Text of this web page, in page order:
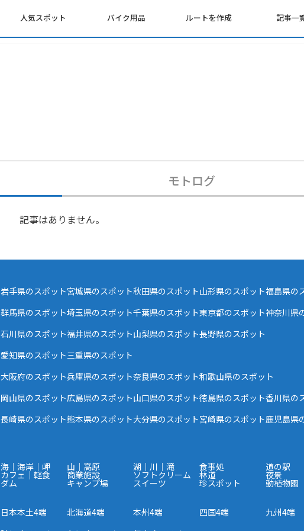
人気スポット バイク用品 ルートを作成 記事一
モトログ
記事はありません。
岩手県のスポット宮城県のスポット秋田県のスポット山形県のスポット福島県の
群馬県のスポット埼玉県のスポット千葉県のスポット東京都のスポット神奈川県
石川県のスポット福井県のスポット山梨県のスポット長野県のスポット
愛知県のスポット三重県のスポット
大阪府のスポット兵庫県のスポット奈良県のスポット和歌山県のスポット
岡山県のスポット広島県のスポット山口県のスポット徳島県のスポット香川県の
長崎県のスポット熊本県のスポット大分県のスポット宮崎県のスポット鹿児島県
海｜海岸｜岬 山｜高原 湖｜川｜滝 食事処 道の駅
カフェ｜軽食 商業施設 ソフトクリーム 林道 夜景
ダム キャンプ場 スイーツ 珍スポット 動植物園
日本本土4端 北海道4端 本州4端 四国4端 九州4端